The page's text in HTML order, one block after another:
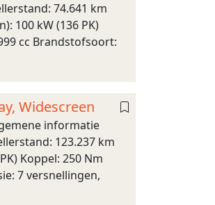
74.641 km
100 kW (136 PK)
cc Brandstofsoort:
Widescreen
informatie
123.237 km
Koppel: 250 Nm
7 versnellingen,